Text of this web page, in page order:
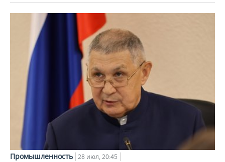
Промышленность 28 июл, 20:45